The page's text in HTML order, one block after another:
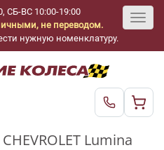
СБ-ВС 10:00-19:00
не переводом.
нужную номенклатуру.
Lumina